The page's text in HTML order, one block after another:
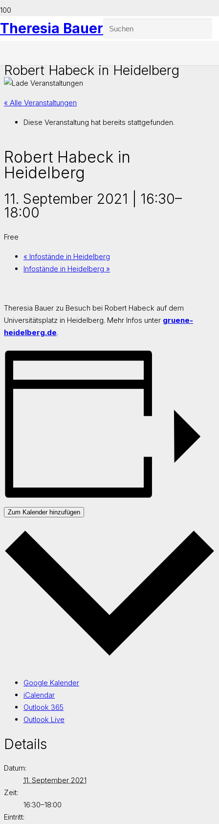
Theresia Bauer
Robert Habeck in Heidelberg
« Alle Veranstaltungen
Diese Veranstaltung hat bereits stattgefunden.
Robert Habeck in
Heidelberg
11. September 2021 | 16:30–
18:00
Free
« Infostände in Heidelberg
Infostände in Heidelberg »
Theresia Bauer zu Besuch bei Robert Habeck auf dem
Universitätsplatz in Heidelberg. Mehr Infos unter gruene-
heidelberg.de.
Zum Kalender hinzufügen
Google Kalender
iCalendar
Outlook 365
Outlook Live
Details
Datum:
11. September 2021
Zeit:
16:30–18:00
Eintritt: